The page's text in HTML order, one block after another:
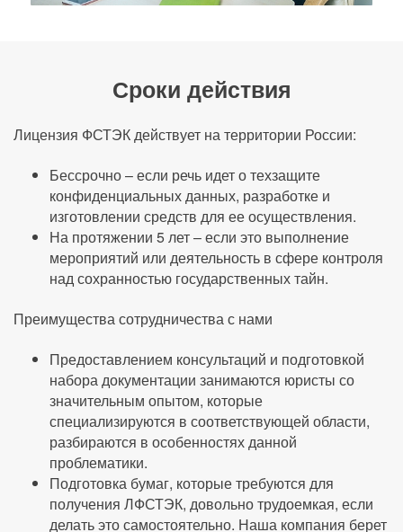
Сроки действия
Лицензия ФСТЭК действует на территории России:
Бессрочно – если речь идет о техзащите
конфиденциальных данных, разработке и
изготовлении средств для ее осуществления.
На протяжении 5 лет – если это выполнение
мероприятий или деятельность в сфере контроля
над сохранностью государственных тайн.
Преимущества сотрудничества с нами
Предоставлением консультаций и подготовкой
набора документации занимаются юристы со
значительным опытом, которые
специализируются в соответствующей области,
разбираются в особенностях данной
проблематики.
Подготовка бумаг, которые требуются для
получения ЛФСТЭК, довольно трудоемкая, если
делать это самостоятельно. Наша компания берет